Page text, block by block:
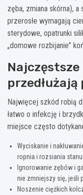
zęba, zmiana skórna),
przerosłe wymagają
sterydowe, opatrunki
„domowe rozbijanie”
Najczęstsze
Najwięcej szkód robią
łatwo o infekcję i
miejsce często
Wyciskanie i
ropnia i rozsiania stanu
Ignorowanie zębów i
nie zmniejszy się, jeśli
Noszenie ciężkich